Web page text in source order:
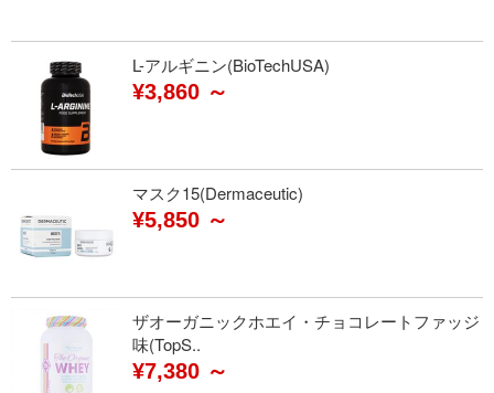
L-アルギニン(BioTechUSA)
¥3,860 ～
マスク15(Dermaceutic)
¥5,850 ～
ザオーガニックホエイ・チョコレートファッジ
味(TopS..
¥7,380 ～